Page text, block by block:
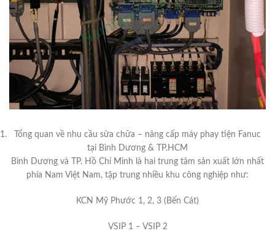
Tổng quan về nhu cầu sửa chữa – nâng cấp máy phay tiện Fanuc
tại Bình Dương & TP.HCM
Bình Dương và TP. Hồ Chí Minh là hai trung tâm sản xuất lớn nhất
phía Nam Việt Nam, tập trung nhiều khu công nghiệp như:
KCN Mỹ Phước 1, 2, 3 (Bến Cát)
VSIP 1 – VSIP 2